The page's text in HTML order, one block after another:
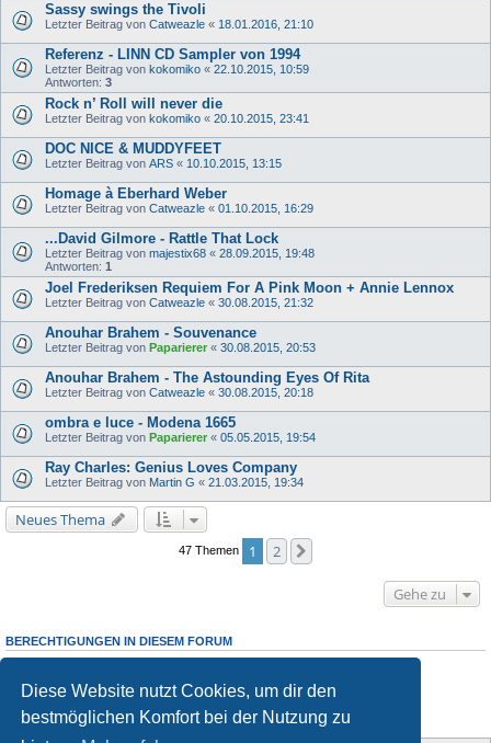
Diese Website nutzt Cookies, um dir den
bestmöglichen Komfort bei der Nutzung zu
Sassy swings the Tivoli
Letzter Beitrag von Catweazle « 18.01.2016, 21:10
Referenz - LINN CD Sampler von 1994
Letzter Beitrag von kokomiko « 22.10.2015, 10:59
Antworten: 3
Rock n’ Roll will never die
Letzter Beitrag von kokomiko « 20.10.2015, 23:41
DOC NICE & MUDDYFEET
Letzter Beitrag von ARS « 10.10.2015, 13:15
Homage à Eberhard Weber
Letzter Beitrag von Catweazle « 01.10.2015, 16:29
...David Gilmore - Rattle That Lock
Letzter Beitrag von majestix68 « 28.09.2015, 19:48
Antworten: 1
Joel Frederiksen Requiem For A Pink Moon + Annie Lennox
Letzter Beitrag von Catweazle « 30.08.2015, 21:32
Anouhar Brahem - Souvenance
Letzter Beitrag von Paparierer « 30.08.2015, 20:53
Anouhar Brahem - The Astounding Eyes Of Rita
Letzter Beitrag von Catweazle « 30.08.2015, 20:18
ombra e luce - Modena 1665
Letzter Beitrag von Paparierer « 05.05.2015, 19:54
Ray Charles: Genius Loves Company
Letzter Beitrag von Martin G « 21.03.2015, 19:34
Neues Thema
47 Themen 1 2
Gehe zu
BERECHTIGUNGEN IN DIESEM FORUM
Du darfstkeineneuen Themen in diesem Forum erstellen.
Du darfst deine Beiträge in diesem Forumnichtändern.
Du darfst deine Beiträge in diesem Forum
nicht
löschen.
Du darfst keineDateianhänge in diesem Forum erstellen.